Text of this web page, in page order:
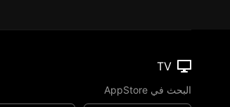
TV
البحث في AppStore